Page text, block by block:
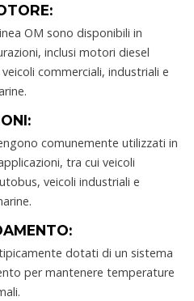
OM sono disponibili in
inclusi motori diesel
commerciali, industriali e
comunemente utilizzati in
tra cui veicoli
veicoli industriali e
dotati di un sistema
per mantenere temperature